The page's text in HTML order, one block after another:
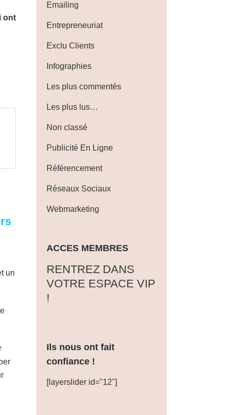
ont
un
Emailing
Entrepreneuriat
Exclu Clients
Infographies
Les plus commentés
Les plus lus…
Non classé
Publicité En Ligne
Référencement
Réseaux Sociaux
Webmarketing
ACCES MEMBRES
‎RENTREZ DANS
VOTRE ESPACE VIP
!
Ils nous ont fait
confiance !
[layerslider id="12"]